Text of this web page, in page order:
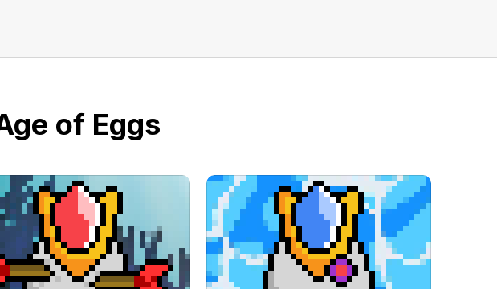
of Eggs